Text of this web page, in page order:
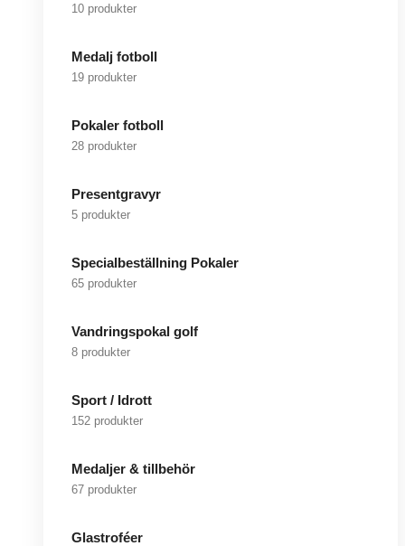
10 produkter
Medalj fotboll
19 produkter
Pokaler fotboll
28 produkter
Presentgravyr
5 produkter
Specialbeställning Pokaler
65 produkter
Vandringspokal golf
8 produkter
Sport / Idrott
152 produkter
Medaljer & tillbehör
67 produkter
Glastroféer